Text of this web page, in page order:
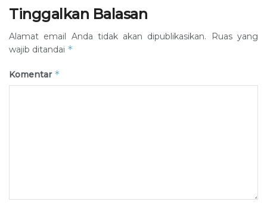
Tinggalkan Balasan
Alamat email Anda tidak akan dipublikasikan.
Ruas yang
wajib ditandai *
Komentar *